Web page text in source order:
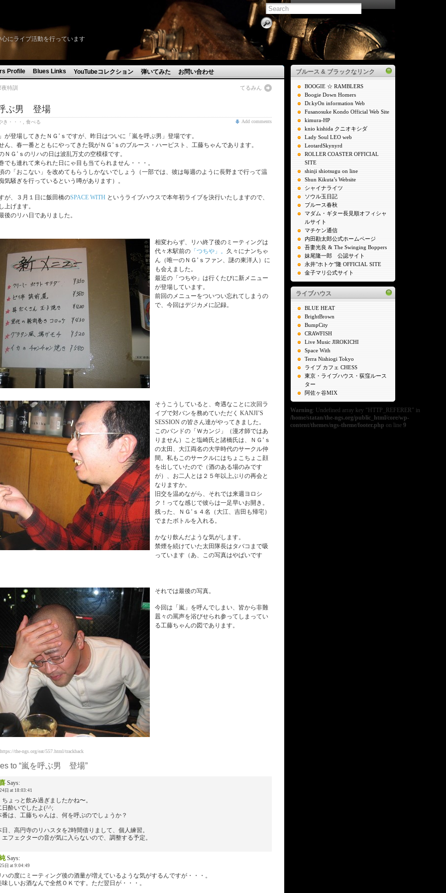
にライブ活動を行っています
Profile Blues Links YouTubeコレクション 弾いてみた お問い合わせ
特訓 てるみん
ぶ男 登場
き・・・ 食べる Add comments
が登場してきたＮＧ’ｓですが、昨日はついに「嵐を呼ぶ男」登場です。
ん、春一番とともにやってきた我がＮＧ’ｓのブルース・ハーピスト、工藤ちゃんであります。
ＮＧ’ｓのリハの日は波乱万丈の空模様です。
でも連れて来られた日にゃ目も当てられません・・・。
の「おこない」を改めてもらうしかないでしょう（一部では、彼は毎週のように長野まで行って温
気騒ぎを行っているという噂があります）。
が、３月１日に飯田橋のSPACE WITH というライブハウスで本年初ライブを決行いたしますので、
上げます。
後のリハ日でありました。
相変わらず、リハ終了後のミーティングは
代々木駅前の 「つちや」。 久々にナンちゃ
ん（唯一のＮＧ’ｓファン、謎の東洋人）に
も会えました。
最近の「つちや」は行くたびに新メニュー
が登場しています。
前回のメニューをついつい忘れてしまうの
で、今回はデジカメに記録。
そうこうしていると、奇遇なことに次回ラ
イブで対バンを務めていただく KANJI’S
SESSION の皆さん達がやってきました。
このバンドの「Ｗカンジ」（漫才師ではあ
りません）こと塩崎氏と諸橋氏は、ＮＧ’ｓ
の太田、大江両名の大学時代のサークル仲
間。私もこのサークルにはちょこちょこ顔
を出していたので（酒のある場のみです
が）、お二人とは２５年以上ぶりの再会と
なりますか。
旧交を温めながら、それでは来週ヨロシ
ク！ってな感じで彼らは一足早いお開き。
残った、ＮＧ’ｓ４名（大江、吉田も帰宅）
でまたボトルを入れる。
かなり飲んだような気がします。
禁煙を続けていた太田隊長はタバコまで吸
っています（あ、この写真はやばいです
それでは最後の写真。
今回は「嵐」を呼んでしまい、皆から非難
囂々の罵声を浴びせられ参ってしまってい
る工藤ちゃんの図であります。
the-ngs.org/eat/557.html/trackback
to “嵐を呼ぶ男 登場”
Says:
日 at 18:03:41
ょっと飲み過ぎましたかね〜。
日酔いでしたよ(^^;
番は、工藤ちゃんは、何を呼ぶのでしょうか？
、高円寺のリハスタを2時間借りまして、個人練習。
エフェクターの音が気に入らないので、調整する予定。
Says:
日 at 9:04:49
ハの度にミーティング後の酒量が増えているような気がするんですが・・・。
味しいお酒なんで全然ＯＫです。ただ翌日が・・・。
ブルース & ブラックなリンク
BOOGIE ☆ RAMBLERS
Boogie Down Homers
Dr.kyOn information Web
Fusanosuke Kondo Official Web Site
kimura-HP
knio kishida クニオキシダ
Lady Soul LEO web
LeotardSkynyrd
ROLLER COASTER OFFICIAL
SITE
shinji shiotsugu on line
Shun Kikuta’s Website
シャイナライツ
ソウル玉日記
ブルース春秋
マダム・ギター長見順オフィシャ
ルサイト
マチケン通信
内田勘太郎公式ホームページ
吾妻光良 & The Swinging Boppers
妹尾隆一郎 公認サイト
永井"ホトケ"隆 OFFICIAL SITE
金子マリ公式サイト
ライブハウス
BLUE HEAT
BrightBrown
BumpCity
CRAWFISH
Live Music JIROKICHI
Space With
Terra Nishiogi Tokyo
ライブ カフェ CHESS
東京・ライブハウス・荻窪ルース
ター
阿佐ヶ谷MIX
Warning: Undefined array key "HTTP_REFERER" in
/home/statan/the-ngs.org/public_html/core/wp-
content/themes/ngs-theme/footer.php on line 9